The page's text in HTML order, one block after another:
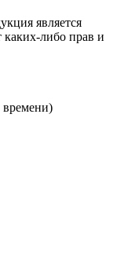
является
либо прав и
времени)